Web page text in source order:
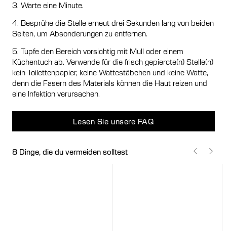
3. Warte eine Minute.
4. Besprühe die Stelle erneut drei Sekunden lang von beiden
Seiten, um Absonderungen zu entfernen.
5. Tupfe den Bereich vorsichtig mit Mull oder einem
Küchentuch ab. Verwende für die frisch gepiercte(n) Stelle(n)
kein Toilettenpapier, keine Wattestäbchen und keine Watte,
denn die Fasern des Materials können die Haut reizen und
eine Infektion verursachen.
Lesen Sie unsere FAQ
8 Dinge, die du vermeiden solltest